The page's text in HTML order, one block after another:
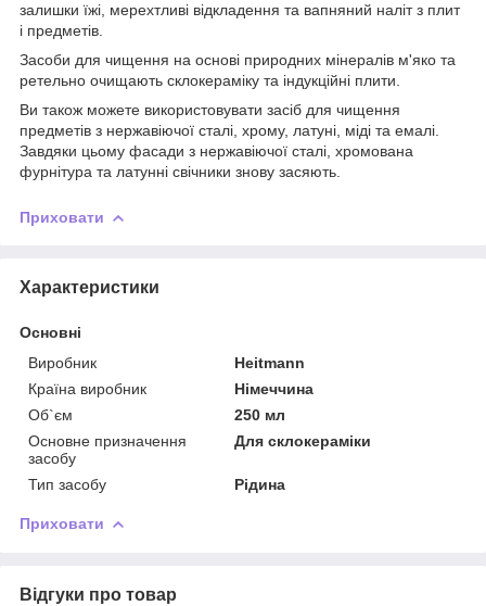
залишки їжі, мерехтливі відкладення та вапняний наліт з плит
і предметів.
Засоби для чищення на основі природних мінералів м'яко та
ретельно очищають склокераміку та індукційні плити.
Ви також можете використовувати засіб для чищення
предметів з нержавіючої сталі, хрому, латуні, міді та емалі.
Завдяки цьому фасади з нержавіючої сталі, хромована
фурнітура та латунні свічники знову засяють.
Приховати
Характеристики
Основні
Виробник
Heitmann
Країна виробник
Німеччина
Об`єм
250 мл
Основне призначення
засобу
Для склокераміки
Тип засобу Рідина
Приховати
Відгуки про товар